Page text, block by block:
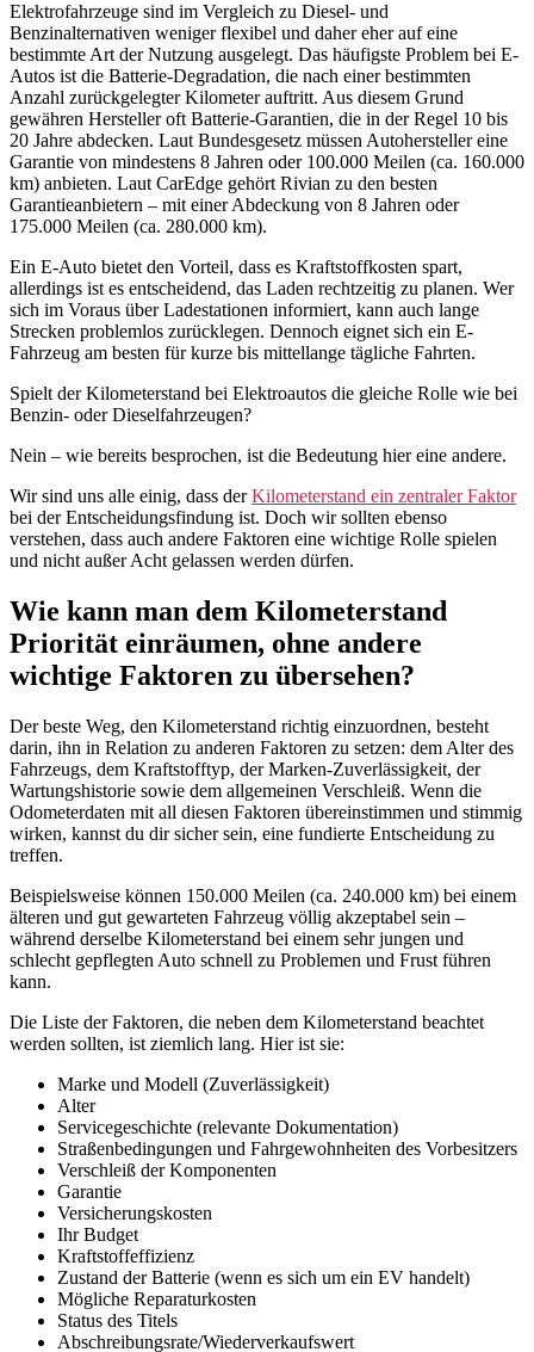
Elektrofahrzeuge sind im Vergleich zu Diesel- und
Benzinalternativen weniger flexibel und daher eher auf eine
bestimmte Art der Nutzung ausgelegt. Das häufigste Problem bei E-
Autos ist die Batterie-Degradation, die nach einer bestimmten
Anzahl zurückgelegter Kilometer auftritt. Aus diesem Grund
gewähren Hersteller oft Batterie-Garantien, die in der Regel 10 bis
20 Jahre abdecken. Laut Bundesgesetz müssen Autohersteller eine
Garantie von mindestens 8 Jahren oder 100.000 Meilen (ca. 160.000
km) anbieten. Laut CarEdge gehört Rivian zu den besten
Garantieanbietern – mit einer Abdeckung von 8 Jahren oder
175.000 Meilen (ca. 280.000 km).
Ein E-Auto bietet den Vorteil, dass es Kraftstoffkosten spart,
allerdings ist es entscheidend, das Laden rechtzeitig zu planen. Wer
sich im Voraus über Ladestationen informiert, kann auch lange
Strecken problemlos zurücklegen. Dennoch eignet sich ein E-
Fahrzeug am besten für kurze bis mittellange tägliche Fahrten.
Spielt der Kilometerstand bei Elektroautos die gleiche Rolle wie bei
Benzin- oder Dieselfahrzeugen?
Nein – wie bereits besprochen, ist die Bedeutung hier eine andere.
Wir sind uns alle einig, dass derKilometerstand ein zentraler Faktor
bei der Entscheidungsfindung ist. Doch wir sollten ebenso
verstehen, dass auch andere Faktoren eine wichtige Rolle spielen
und nicht außer Acht gelassen werden dürfen.
Wie kann man dem Kilometerstand
Priorität einräumen, ohne andere
wichtige Faktoren zu übersehen?
Der beste Weg, den Kilometerstand richtig einzuordnen, besteht
darin, ihn in Relation zu anderen Faktoren zu setzen: dem Alter des
Fahrzeugs, dem Kraftstofftyp, der Marken-Zuverlässigkeit, der
Wartungshistorie sowie dem allgemeinen Verschleiß. Wenn die
Odometerdaten mit all diesen Faktoren übereinstimmen und stimmig
wirken, kannst du dir sicher sein, eine fundierte Entscheidung zu
treffen.
Beispielsweise können 150.000 Meilen (ca. 240.000 km) bei einem
älteren und gut gewarteten Fahrzeug völlig akzeptabel sein –
während derselbe Kilometerstand bei einem sehr jungen und
schlecht gepflegten Auto schnell zu Problemen und Frust führen
kann.
Die Liste der Faktoren, die neben dem Kilometerstand beachtet
werden sollten, ist ziemlich lang. Hier ist sie:
Marke und Modell (Zuverlässigkeit)
Alter
Servicegeschichte (relevante Dokumentation)
Straßenbedingungen und Fahrgewohnheiten des Vorbesitzers
Verschleiß der Komponenten
Garantie
Versicherungskosten
Ihr Budget
Kraftstoffeffizienz
Zustand der Batterie (wenn es sich um ein EV handelt)
Mögliche Reparaturkosten
Status des Titels
Abschreibungsrate/Wiederverkaufswert